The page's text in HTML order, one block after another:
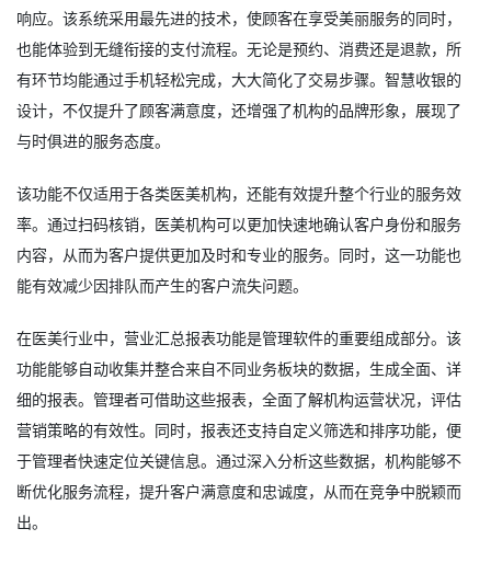
响应。该系统采用最先进的技术，使顾客在享受美丽服务的同时，
也能体验到无缝衔接的支付流程。无论是预约、消费还是退款，所
有环节均能通过手机轻松完成，大大简化了交易步骤。智慧收银的
设计，不仅提升了顾客满意度，还增强了机构的品牌形象，展现了
与时俱进的服务态度。
该功能不仅适用于各类医美机构，还能有效提升整个行业的服务效
率。通过扫码核销，医美机构可以更加快速地确认客户身份和服务
内容，从而为客户提供更加及时和专业的服务。同时，这一功能也
能有效减少因排队而产生的客户流失问题。
在医美行业中，营业汇总报表功能是管理软件的重要组成部分。该
功能能够自动收集并整合来自不同业务板块的数据，生成全面、详
细的报表。管理者可借助这些报表，全面了解机构运营状况，评估
营销策略的有效性。同时，报表还支持自定义筛选和排序功能，便
于管理者快速定位关键信息。通过深入分析这些数据，机构能够不
断优化服务流程，提升客户满意度和忠诚度，从而在竞争中脱颖而
出。